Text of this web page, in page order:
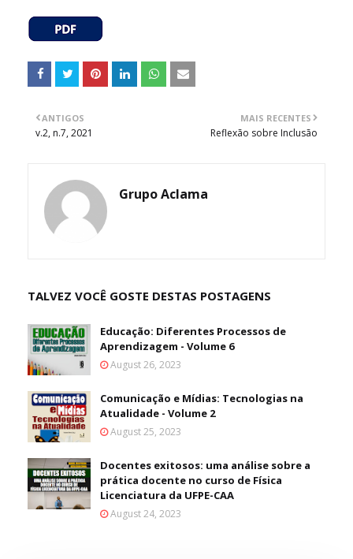
MAIS RECENTES
Reflexão sobre Inclusão
ANTIGOS
v.2, n.7, 2021
Grupo Aclama
TALVEZ VOCÊ GOSTE DESTAS POSTAGENS
Educação: Diferentes Processos de
Aprendizagem - Volume 6
August 26, 2023
Comunicação e Mídias: Tecnologias na
Atualidade - Volume 2
August 25, 2023
Docentes exitosos: uma análise sobre a
prática docente no curso de Física
Licenciatura da UFPE-CAA
August 24, 2023